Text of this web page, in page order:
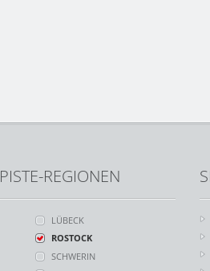
PISTE-REGIONEN
LÜBECK
ROSTOCK
SCHWERIN